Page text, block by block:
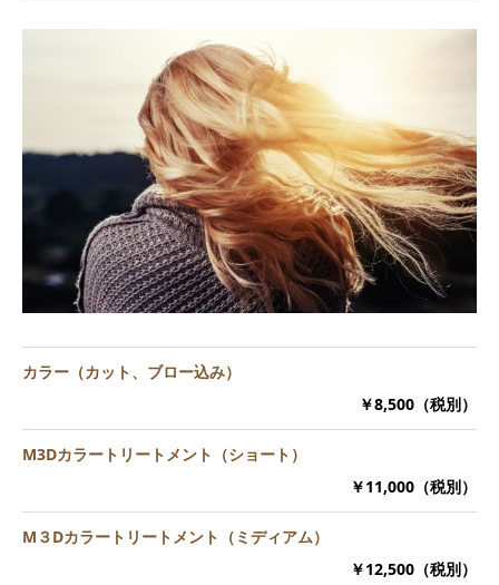
カラー（カット、ブロー込み）
￥8,500（税別）
M3Dカラートリートメント（ショート）
￥11,000（税別）
M３Dカラートリートメント（ミディアム）
￥12,500（税別）